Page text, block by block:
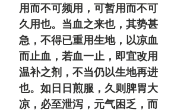
用而不可频用，可暂用而不可
久用也。当血之来也，其势甚
急，不得已重用生地，以凉血
而止血，若血一止，即宜改用
温补之剂，不当仍以生地再进
也。如日日煎服，久则脾胃大
凉，必至泄泻，元气困乏，而